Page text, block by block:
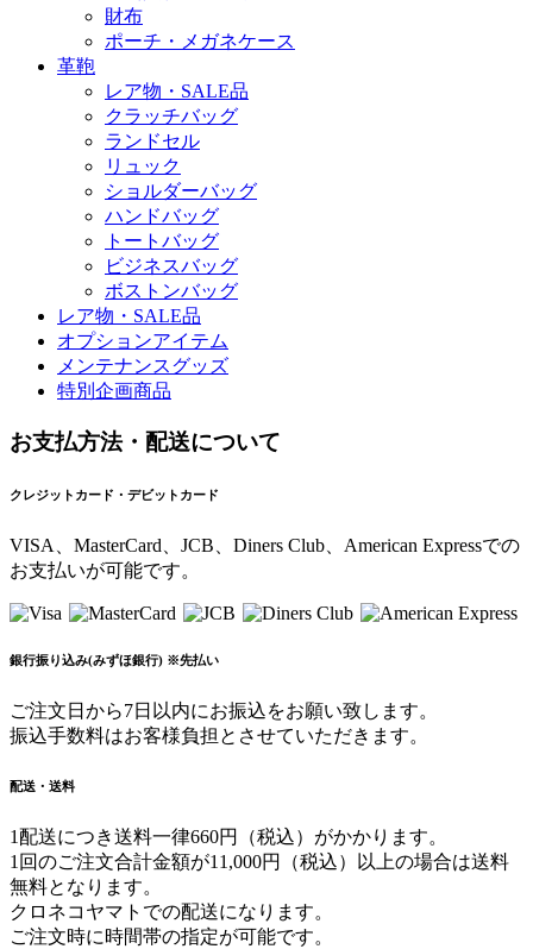
財布
ポーチ・メガネケース
革鞄
レア物・SALE品
クラッチバッグ
ランドセル
リュック
ショルダーバッグ
ハンドバッグ
トートバッグ
ビジネスバッグ
ボストンバッグ
レア物・SALE品
オプションアイテム
メンテナンスグッズ
特別企画商品
お支払方法・配送について
クレジットカード・デビットカード
VISA、MasterCard、JCB、Diners Club、American Expressでの
お支払いが可能です。
銀行振り込み(みずほ銀行) ※先払い
ご注文日から7日以内にお振込をお願い致します。
振込手数料はお客様負担とさせていただきます。
配送・送料
1配送につき送料一律660円（税込）がかかります。
1回のご注文合計金額が11,000円（税込）以上の場合は送料
無料となります。
クロネコヤマトでの配送になります。
ご注文時に時間帯の指定が可能です。